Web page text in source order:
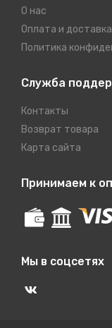
О нас
Оплата и доставка
Политика
Служба
Контакты
Возврат товара
Карта сайта
Принимаем к
Мы в соцсетях